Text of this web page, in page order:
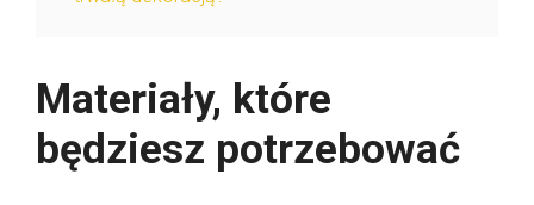
Materiały, które
będziesz potrzebować